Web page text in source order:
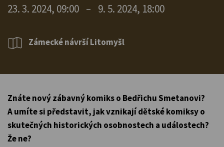
23. 3. 2024, 09:00 – 9. 5. 2024, 18:00
Zámecké návrší Litomyšl
Znáte nový zábavný komiks o Bedřichu Smetanovi?
A umíte si představit, jak vznikají dětské komiksy o
skutečných historických osobnostech a událostech?
Že ne?